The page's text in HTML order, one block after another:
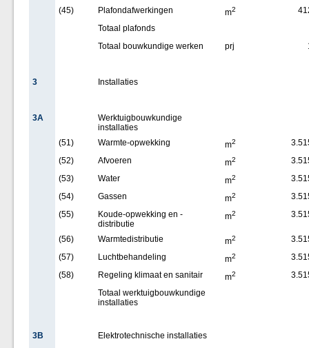
(45)
Plafondafwerkingen m2
Totaal plafonds
Totaal bouwkundige werken
prj
3 Installaties
3A
Werktuigbouwkundige
installaties
(51)
Warmte-opwekking m2
(52)
Afvoeren m2
(53)
Water m2
(54)
Gassen m2
(55)
Koude-opwekking en -
distributie
m2
(56) Warmtedistributie m2
(57)
Luchtbehandeling m2
(58)
Regeling klimaat en sanitair m2
Totaal werktuigbouwkundige
installaties
3B
Elektrotechnische installaties